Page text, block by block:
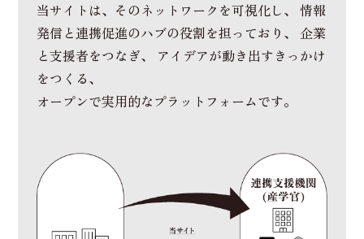
当サイトは、そのネットワークを可視化し、
情報
発信と連携促進のハブの役割を担っており、
企業
と支援者をつなぎ、 アイデアが動き出すきっかけ
をつくる、
オープンで実用的なプラットフォームです。